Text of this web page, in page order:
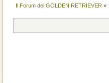
Il Forum del GOLDEN RETRIEVER »